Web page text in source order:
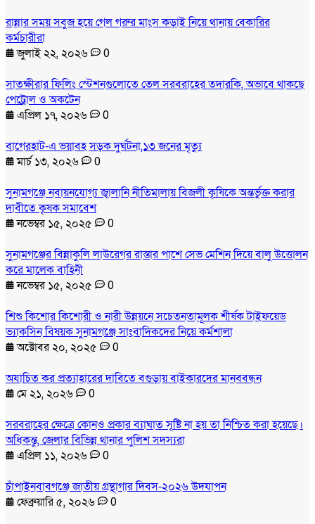
রান্নার সময় সবুজ হয়ে গেল গরুর মাংস কড়াই নিয়ে থানায় বেকারির
কর্মচারীরা
জুলাই ২২, ২০২৬
0
সাতক্ষীরার ফিলিং স্টেশনগুলোতে তেল সরবরাহের তদারকি, অভাবে থাকছে
পেট্রোল ও অকটেন
এপ্রিল ১৭, ২০২৬
0
বাগেরহাট-এ ভয়াবহ সড়ক দুর্ঘটনা,১৩ জনের মৃত্যু
মার্চ ১৩, ২০২৬
0
সুনামগঞ্জে নবায়নযোগ্য জ্বালানি নীতিমালায় বিজলী কৃষিকে অন্তর্ভুক্ত করার
দাবীতে কৃষক সমাবেশ
নভেম্বর ১৫, ২০২৫
0
সুনামগঞ্জের বিন্নাকুলি লাউরেগর রাস্তার পাশে সেভ মেশিন দিয়ে বালু উত্তোলন
করে মালেক বাহিনী
নভেম্বর ১৫, ২০২৫
0
শিশু কিশোর কিশোরী ও নারী উন্নয়নে সচেতনতামূলক শীর্ষক টাইফয়েড
ভ্যাকসিন বিষয়ক সুনামগঞ্জে সাংবাদিকদের নিয়ে কর্মশালা
অক্টোবর ২০, ২০২৫
0
অযাচিত কর প্রত্যাহারের দাবিতে বগুড়ায় বাইকারদের মানববন্ধন
মে ২১, ২০২৬
0
সরবরাহের ক্ষেত্রে কোনও প্রকার ব্যাঘাত সৃষ্টি না হয় তা নিশ্চিত করা হয়েছে।
অধিকন্তু, জেলার বিভিন্ন থানার পুলিশ সদস্যরা
এপ্রিল ১১, ২০২৬
0
চাঁপাইনবাবগঞ্জে জাতীয় গ্রন্থাগার দিবস-২০২৬ উদযাপন
ফেব্রুয়ারি ৫, ২০২৬
0